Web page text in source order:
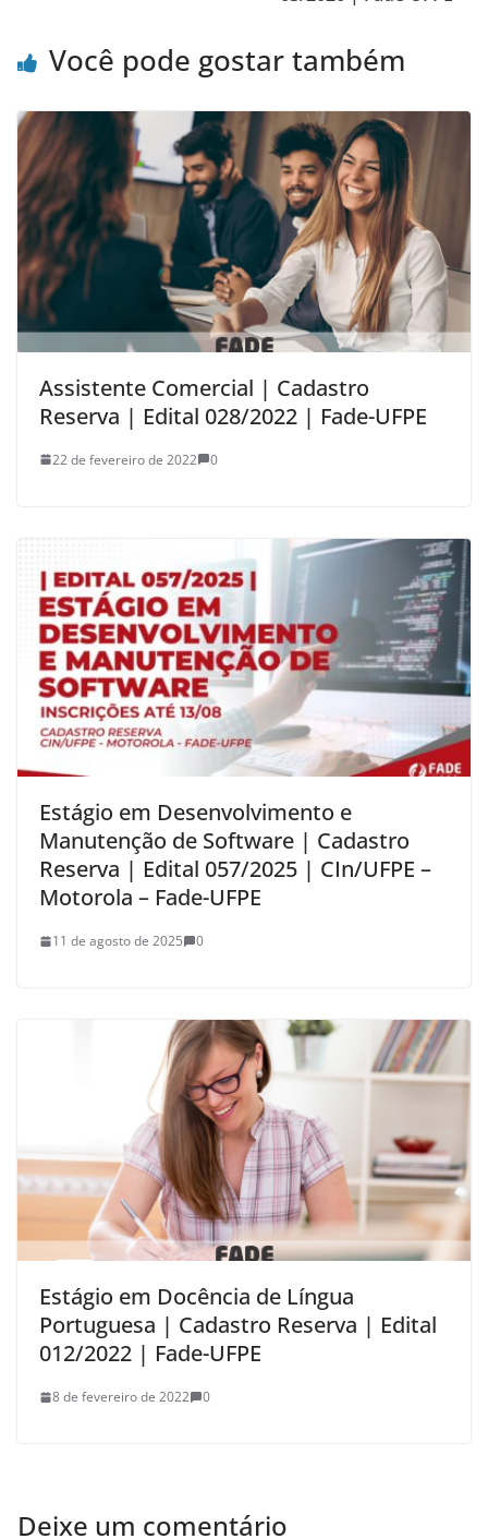
Você pode gostar também
Assistente Comercial | Cadastro
Reserva | Edital 028/2022 | Fade-UFPE
22 de fevereiro de 2022 0
Estágio em Desenvolvimento e
Manutenção de Software | Cadastro
Reserva | Edital 057/2025 | CIn/UFPE –
Motorola – Fade-UFPE
11 de agosto de 2025 0
Estágio em Docência de Língua
Portuguesa | Cadastro Reserva | Edital
012/2022 | Fade-UFPE
8 de fevereiro de 2022 0
Deixe um comentário